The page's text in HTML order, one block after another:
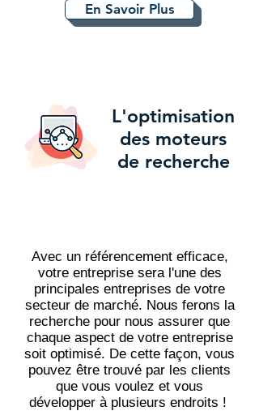
En Savoir Plus
L'optimisation
des moteurs
de recherche
Avec un référencement efficace,
votre entreprise sera l'une des
principales entreprises de votre
secteur de marché. Nous ferons la
recherche pour nous assurer que
chaque aspect de votre entreprise
soit optimisé. De cette façon, vous
pouvez être trouvé par les clients
que vous voulez et vous
développer à plusieurs endroits !